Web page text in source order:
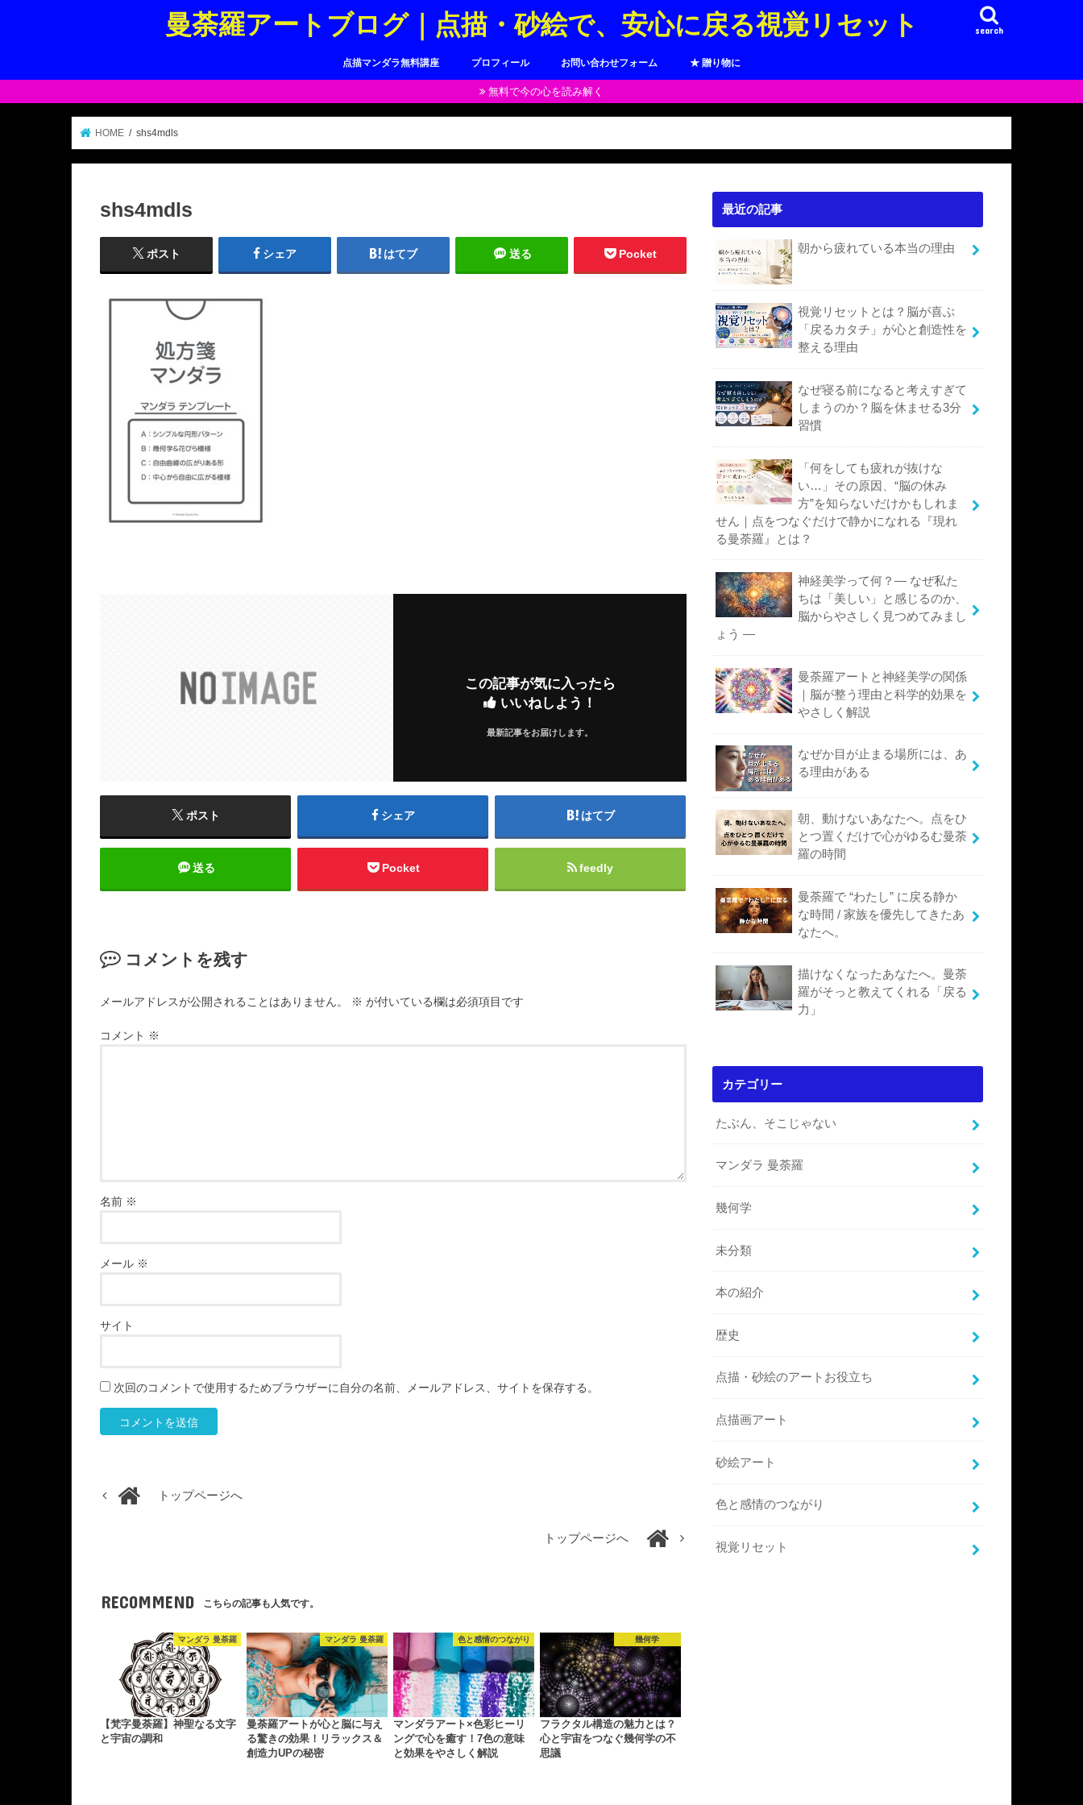
曼荼羅アートブログ｜点描・砂絵で、安心に戻る視覚リセット search
点描マンダラ無料講座 プロフィール お問い合わせフォーム ★ 贈り物に
無料で今の心を読み解く
HOME shs4mdls
shs4mdls
ポスト シェア はてブ 送る Pocket
この記事が気に入ったら
いいねしよう！
最新記事をお届けします。
ポスト シェア はてブ
送る Pocket feedly
コメントを残す
メールアドレスが公開されることはありません。 ※ が付いている欄は必須項目です
コメント ※
名前 ※
メール ※
サイト
次回のコメントで使用するためブラウザーに自分の名前、メールアドレス、サイトを保存する。
トップページへ
トップページへ
RECOMMEND こちらの記事も人気です。
マンダラ 曼荼羅
【梵字曼荼羅】神聖なる文字
と宇宙の調和
マンダラ 曼荼羅
曼荼羅アートが心と脳に与え
る驚きの効果！リラックス＆
創造力UPの秘密
色と感情のつながり
マンダラアート×色彩ヒーリ
ングで心を癒す！7色の意味
と効果をやさしく解説
幾何学
フラクタル構造の魅力とは？
心と宇宙をつなぐ幾何学の不
思議
最近の記事
朝から疲れている本当の理由
視覚リセットとは？脳が喜ぶ
「戻るカタチ」が心と創造性を
整える理由
なぜ寝る前になると考えすぎて
しまうのか？脳を休ませる3分
習慣
「何をしても疲れが抜けな
い…」その原因、“脳の休み
方”を知らないだけかもしれま
せん｜点をつなぐだけで静かになれる『現れ
る曼荼羅』とは？
神経美学って何？― なぜ私た
ちは「美しい」と感じるのか、
脳からやさしく見つめてみまし
ょう ―
曼荼羅アートと神経美学の関係
｜脳が整う理由と科学的効果を
やさしく解説
なぜか目が止まる場所には、あ
る理由がある
朝、動けないあなたへ。点をひ
とつ置くだけで心がゆるむ曼荼
羅の時間
曼荼羅で “わたし” に戻る静か
な時間 / 家族を優先してきたあ
なたへ。
描けなくなったあなたへ。曼荼
羅がそっと教えてくれる「戻る
力」
カテゴリー
たぶん、そこじゃない
マンダラ 曼荼羅
幾何学
未分類
本の紹介
歴史
点描・砂絵のアートお役立ち
点描画アート
砂絵アート
色と感情のつながり
視覚リセット